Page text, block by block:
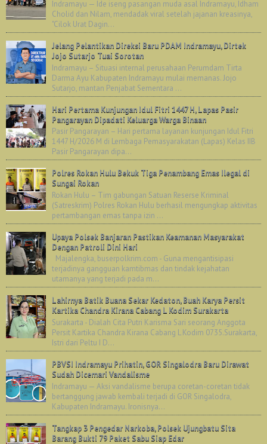
Indramayu — Ide iseng pasangan muda asal Indramayu, Idham
Cholid dan Nilam, mendadak viral setelah jajanan kreasinya,
"Cilok Urat Dagin...
Jelang Pelantikan Direksi Baru PDAM Indramayu, Dirtek
Jojo Sutarjo Tuai Sorotan
Indramayu – Situasi internal perusahaan Perumdam Tirta
Darma Ayu Kabupaten Indramayu mulai memanas. Jojo
Sutarjo, mantan Penjabat Sementara ...
Hari Pertama Kunjungan Idul Fitri 1447 H, Lapas Pasir
Pangarayan Dipadati Keluarga Warga Binaan
Pasir Pangarayan – Hari pertama layanan kunjungan Idul Fitri
1447 H/2026 M di Lembaga Pemasyarakatan (Lapas) Kelas IIB
Pasir Pangarayan dipa...
Polres Rokan Hulu Bekuk Tiga Penambang Emas Ilegal di
Sungai Rokan
Rokan Hulu – Tim gabungan Satuan Reserse Kriminal
(Satreskrim) Polres Rokan Hulu berhasil mengungkap aktivitas
pertambangan emas tanpa izin ...
Upaya Polsek Banjaran Pastikan Keamanan Masyarakat
Dengan Patroli Dini Hari
Majalengka, buserpolkrim.com - Guna mengantisipasi
terjadinya gangguan kamtibmas dan tindak kejahatan
utamanya yang terjadi pada m...
Lahirnya Batik Buana Sekar Kedaton, Buah Karya Persit
Kartika Chandra Kirana Cabang L Kodim Surakarta
Surakarta - Dialah Cita Putri Karisma Sari seorang Anggota
Persit Kartika Chandra Kirana Cabang L Kodim 0735.Surakarta,
Istri dari Peltu I D...
PBVSI Indramayu Prihatin, GOR Singalodra Baru Dirawat
Sudah Dicemari Vandalisme
Indramayu — Aksi vandalisme berupa coretan-coretan tidak
bertanggung jawab kembali terjadi di GOR Singalodra,
Kabupaten Indramayu. Ironisnya...
Tangkap 3 Pengedar Narkoba, Polsek Ujungbatu Sita
Barang Bukti 79 Paket Sabu Siap Edar